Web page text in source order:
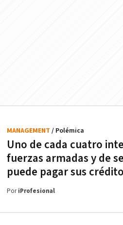
Uno de cada cuatro
fuerzas armadas y de
puede pagar sus
MANAGEMENT / Polémica
PoriProfesional